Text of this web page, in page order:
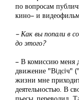
по вопросам
кино– и
– Как вы попали в
до этого?
– В комиссию меня
движение "Вiдсiч"
жизни мне
деятельностью. В